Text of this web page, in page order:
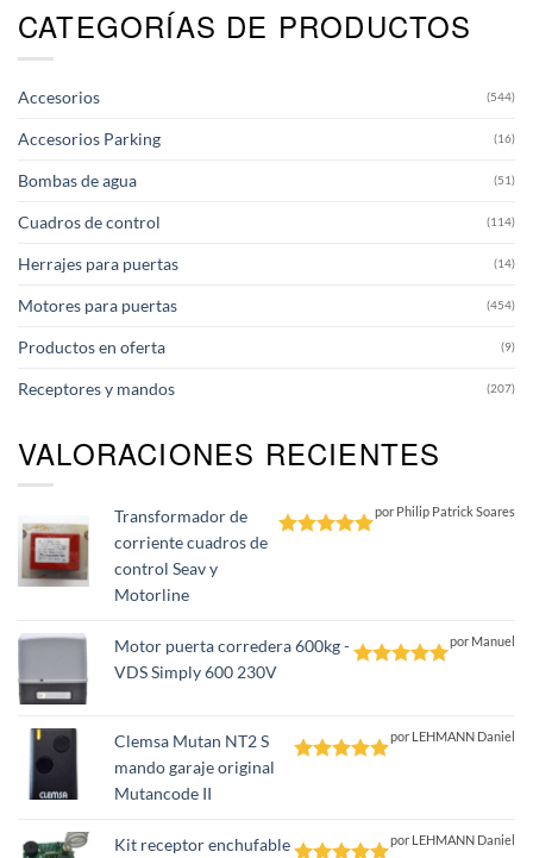
Las
opciones
la
producto
CATEGORÍAS DE PRODUCTOS
Accesorios (544)
Accesorios Parking (16)
Bombas de agua (51)
Cuadros de control (114)
Herrajes para puertas (14)
Motores para puertas (454)
Productos en oferta (9)
Receptores y mandos (207)
VALORACIONES RECIENTES
Transformador de
corriente cuadros de
control Seav y
Motorline
por Philip Patrick Soares
Motor puerta corredera 600kg -
VDS Simply 600 230V
por Manuel
Clemsa Mutan NT2 S
mando garaje original
Mutancode II
por LEHMANN Daniel
Kit receptor enchufable
por LEHMANN Daniel